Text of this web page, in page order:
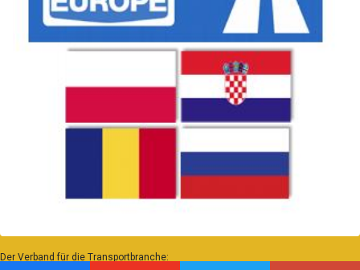
Der Verband für die Transportbranche: